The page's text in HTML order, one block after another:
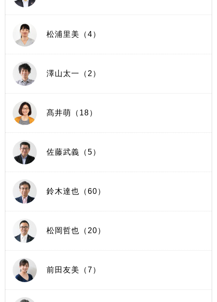
松浦里美（4）
澤山太一（2）
髙井萌（18）
佐藤武義（5）
鈴木達也（60）
松岡哲也（20）
前田友美（7）